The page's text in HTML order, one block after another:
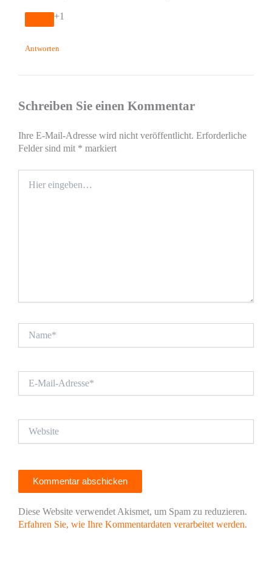
+1
Antworten
Schreiben Sie einen Kommentar
Ihre E-Mail-Adresse wird nicht veröffentlicht. Erforderliche
Felder sind mit * markiert
eingeben…
Mail-
Diese Website verwendet Akismet, um Spam zu reduzieren.
Erfahren Sie, wie Ihre Kommentardaten verarbeitet werden.